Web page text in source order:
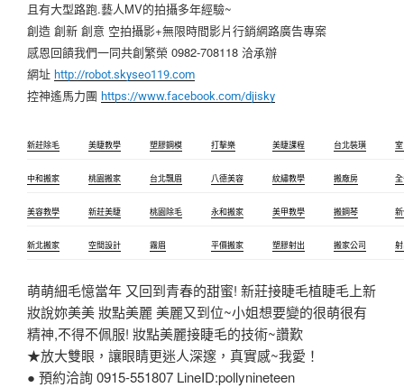
且有大型路跑.藝人MV的拍攝多年經驗~
創造 創新 創意 空拍攝影+無限時間影片行銷網路廣告專案
感恩回饋我們一同共創繁榮 0982-708118 洽承辦
網址 http://robot.skyseo119.com
控神遙馬力團 https://www.facebook.com/djisky
新莊除毛 美睫教學 塑膠鋼模 打擊樂 美睫課程 台北裝璜
中和搬家 桃園搬家 台北飄眉 八德美容 紋繡教學 搬廠房
美容教學 新莊美睫 桃園除毛 永和搬家 美甲教學 搬鋼琴
新北搬家 空間設計 霧眉 平價搬家 塑膠射出 搬家公司
萌萌細毛憶當年 又回到青春的甜蜜! 新莊接睫毛植睫毛上新
妝說妳美美 妝點美麗 美麗又到位~小姐想要變的很萌很有
精神,不得不佩服! 妝點美麗接睫毛的技術~讚歎
★放大雙眼，讓眼睛更迷人深邃，真實感~我愛！
● 預約洽詢 0915-551807 LineID:pollynineteen